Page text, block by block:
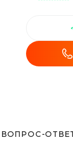
ВОПРОС-